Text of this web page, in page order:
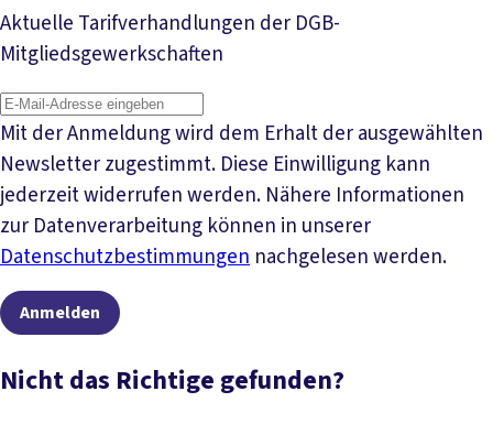
Aktuelle Tarifverhandlungen der DGB-
Mitgliedsgewerkschaften
Mit der Anmeldung wird dem Erhalt der ausgewählten
Newsletter zugestimmt. Diese Einwilligung kann
jederzeit widerrufen werden. Nähere Informationen
zur Datenverarbeitung können in unserer
Datenschutzbestimmungen nachgelesen werden.
Anmelden
Nicht das Richtige gefunden?